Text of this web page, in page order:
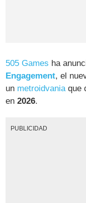
505 Games ha
Engagement, el
un metroidvaniaque
en2026.
PUBLICIDAD